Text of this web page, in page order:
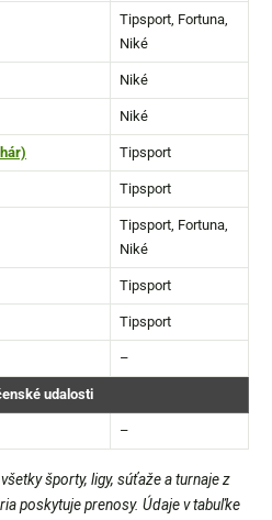
Tipsport, Fortuna,
Niké
Niké
Niké
Tipsport
Tipsport
Tipsport, Fortuna,
Niké
Tipsport
Tipsport
–
udalosti
–
športy, ligy, súťaže a turnaje z
poskytuje prenosy. Údaje v tabuľke